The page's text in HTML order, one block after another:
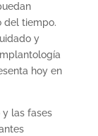
del tiempo.
y
hoy en
y las fases